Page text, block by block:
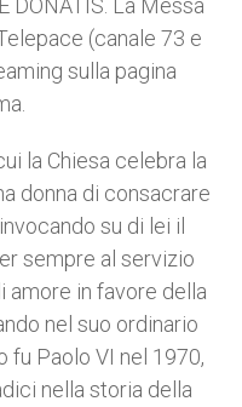
DONATIS. La Messa
(canale 73 e
sulla pagina
la Chiesa celebra la
donna di consacrare
su di lei il
sempre al servizio
amore in favore della
nel suo ordinario
fu Paolo VI nel 1970,
nella storia della